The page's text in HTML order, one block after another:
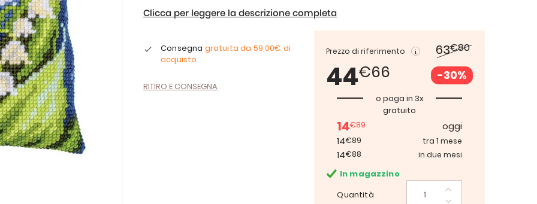
Clicca per leggere la descrizione completa
Prezzo di riferimento 63€80
44€66 -30%
o paga in 3x
gratuito
14€89
oggi
14€89 tra 1 mese
14€88 in due mesi
In magazzino
Quantità
Consegna gratuita da 59,00€ di
acquisto
RITIRO E CONSEGNA